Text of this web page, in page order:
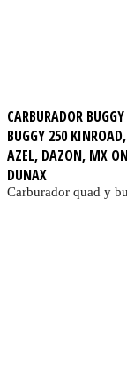
CARBURADOR
BUGGY 250
AZEL, DAZON, MX
DUNAX
Carburador quad y